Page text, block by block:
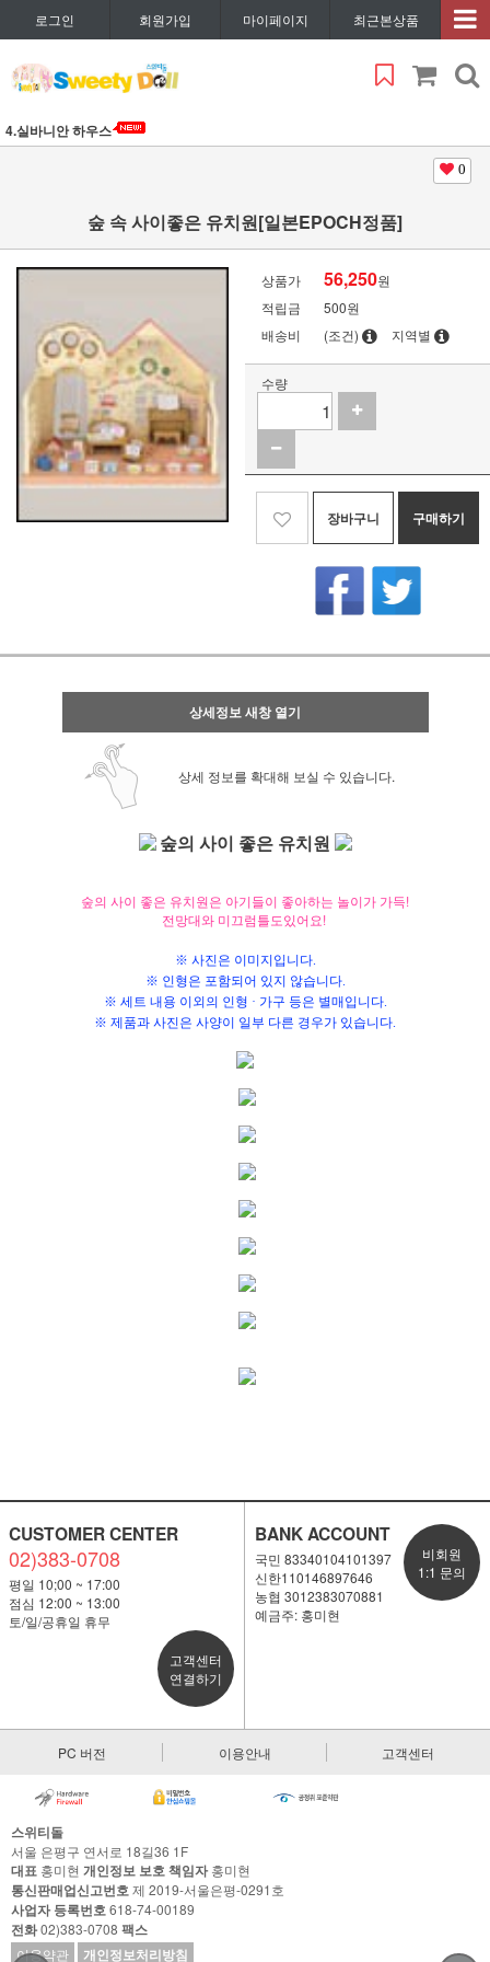
로그인 회원가입 마이페이지 최근본상품
4.실바니안 하우스
0
숲 속 사이좋은 유치원[일본EPOCH정품]
상품가 56,250원
적립금
500원
배송비
(조건) 지역별
수량
장바구니 구매하기
상세정보 새창 열기
상세 정보를 확대해 보실 수 있습니다.
숲의 사이 좋은 유치원
숲의 사이 좋은 유치원은 아기들이 좋아하는 놀이가 가득!
전망대와 미끄럼틀도있어요!
※ 사진은 이미지입니다.
※ 인형은 포함되어 있지 않습니다.
※ 세트 내용 이외의 인형 · 가구 등은 별매입니다.
※ 제품과 사진은 사양이 일부 다른 경우가 있습니다.
CUSTOMER CENTER
02)383-0708
평일 10;00 ~ 17:00
점심 12:00 ~ 13:00
토/일/공휴일 휴무
고객센터
연결하기
BANK ACCOUNT
국민 83340104101397
신한110146897646
농협 3012383070881
예금주: 홍미현
비회원
1:1 문의
PC 버전 이용안내 고객센터
스위티돌
서울 은평구 연서로 18길36 1F
대표 홍미현 개인정보 보호 책임자홍미현
통신판매업신고번호제 2019-서울은평-0291호
사업자 등록번호618-74-00189
전화02)383-0708 팩스
이용약관 개인정보처리방침